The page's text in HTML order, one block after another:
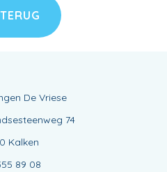
TERUG
De Vriese
74
Kalken
89 08